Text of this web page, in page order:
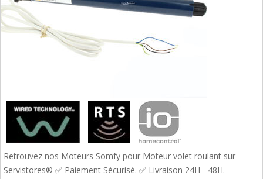
Retrouvez nos Moteurs Somfy pour Moteur volet roulant sur
Servistores® ✅ Paiement Sécurisé. ✅ Livraison 24H - 48H.